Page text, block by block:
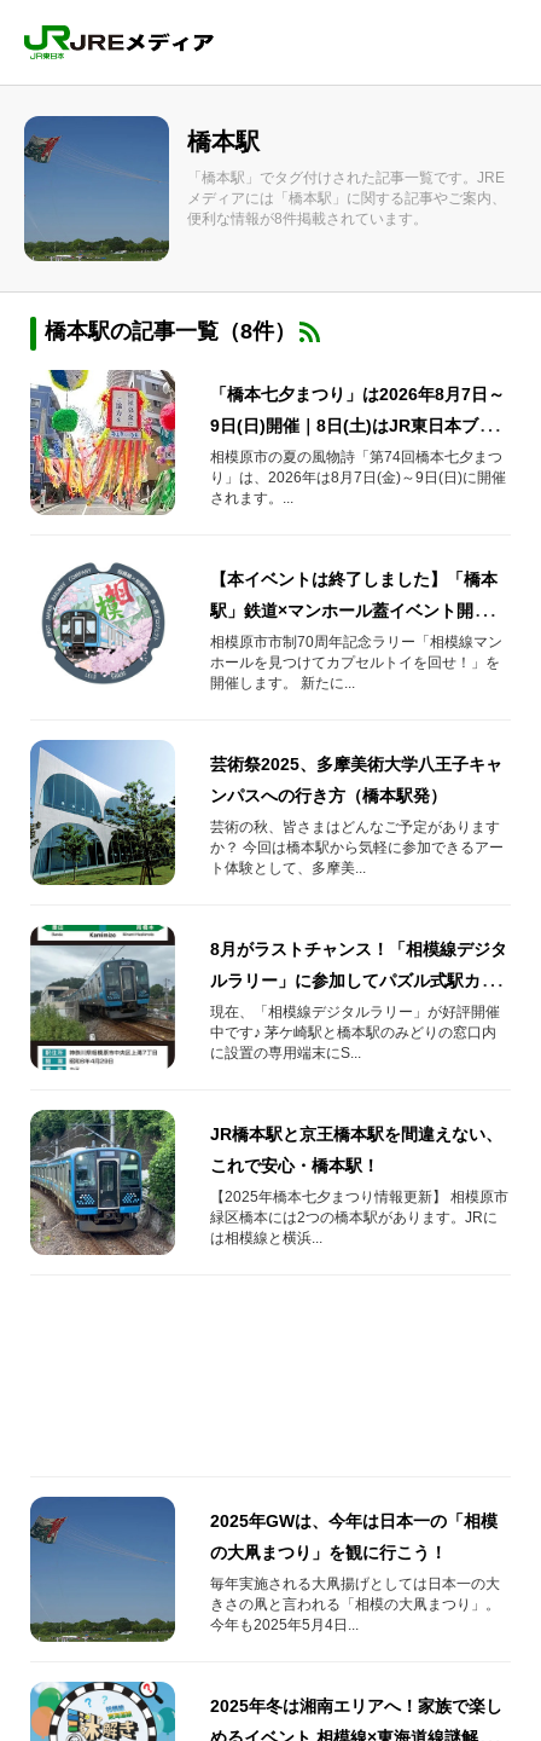
橋本駅
「橋本駅」でタグ付けされた記事一覧です。JRE
メディアには「橋本駅」に関する記事やご案内、
便利な情報が8件掲載されています。
橋本駅の記事一覧（8件）
「橋本七夕まつり」は2026年8月7日～
9日(日)開催｜8日(土)はJR東日本ブー
スも出展します！
相模原市の夏の風物詩「第74回橋本七夕まつ
り」は、2026年は8月7日(金)～9日(日)に開催
されます。...
【本イベントは終了しました】「橋本
駅」鉄道×マンホール蓋イベント開催し
ます！2024年8月3日(土)～9月1日(日)
相模原市市制70周年記念ラリー「相模線マン
ホールを見つけてカプセルトイを回せ！」を
開催します。 新たに...
芸術祭2025、多摩美術大学八王子キャ
ンパスへの行き方（橋本駅発）
芸術の秋、皆さまはどんなご予定があります
か？ 今回は橋本駅から気軽に参加できるアー
ト体験として、多摩美...
8月がラストチャンス！「相模線デジタ
ルラリー」に参加してパズル式駅カー
ドをGETしよう♪
現在、「相模線デジタルラリー」が好評開催
中です♪ 茅ケ崎駅と橋本駅のみどりの窓口内
に設置の専用端末にS...
JR橋本駅と京王橋本駅を間違えない、
これで安心・橋本駅！
【2025年橋本七夕まつり情報更新】 相模原市
緑区橋本には2つの橋本駅があります。JRに
は相模線と横浜...
2025年GWは、今年は日本一の「相模
の大凧まつり」を観に行こう！
毎年実施される大凧揚げとしては日本一の大
きさの凧と言われる「相模の大凧まつり」。
今年も2025年5月4日...
2025年冬は湘南エリアへ！家族で楽し
めるイベント 相模線×東海道線謎解き